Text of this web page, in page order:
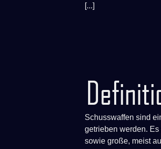
[...]
Schusswaffen sind
getrieben werden.
sowie große, meist